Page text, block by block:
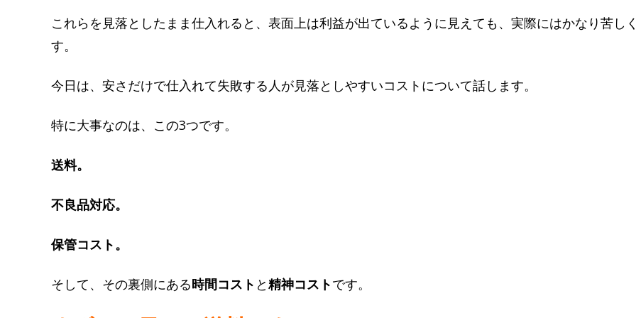
これらを見落としたまま仕入れると、表面上は利益が出ているように見えても、実際にはかなり苦し
す。
今日は、安さだけで仕入れて失敗する人が見落としやすいコストについて話します。
特に大事なのは、この3つです。
送料。
不良品対応。
保管コスト。
そして、その裏側にある時間コスト と精神コストです。